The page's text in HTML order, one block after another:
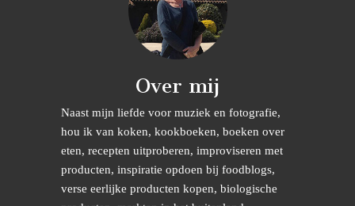
Over mij
Naast mijn liefde voor muziek en fotografie,
hou ik van koken, kookboeken, boeken over
eten, recepten uitproberen, improviseren met
producten, inspiratie opdoen bij foodblogs,
verse eerlijke producten kopen, biologische